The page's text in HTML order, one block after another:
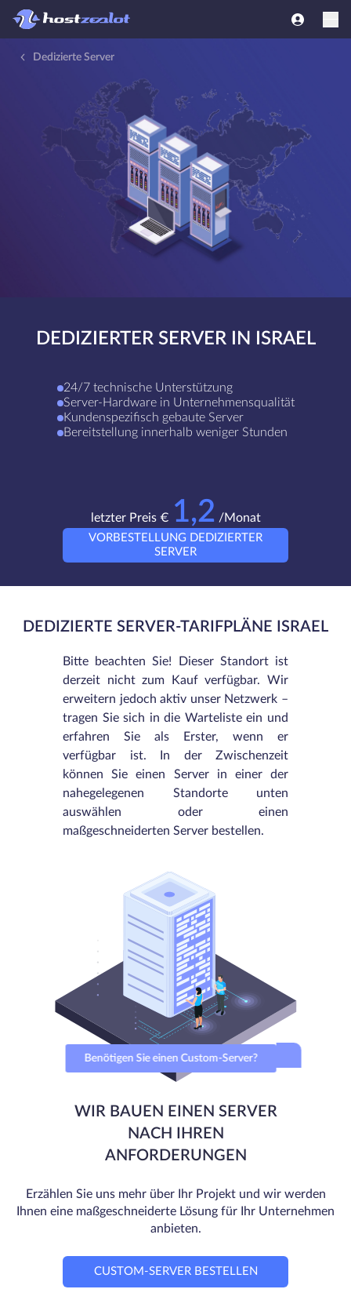
Dedizierte Server
DEDIZIERTER SERVER IN ISRAEL
24/7 technische Unterstützung
Server-Hardware in Unternehmensqualität
Kundenspezifisch gebaute Server
Bereitstellung innerhalb weniger Stunden
letzter Preis € 1,2 /Monat
VORBESTELLUNG DEDIZIERTER
SERVER
DEDIZIERTE SERVER-TARIFPLÄNE ISRAEL
Bitte beachten Sie! Dieser Standort ist
derzeit nicht zum Kauf verfügbar. Wir
erweitern jedoch aktiv unser Netzwerk –
tragen Sie sich in die Warteliste ein und
erfahren Sie als Erster, wenn er
verfügbar ist. In der Zwischenzeit
können Sie einen Server in einer der
nahegelegenen Standorte unten
auswählen oder einen
maßgeschneiderten Server bestellen.
Benötigen Sie einen Custom-Server?
WIR BAUEN EINEN SERVER
NACH IHREN
ANFORDERUNGEN
Erzählen Sie uns mehr über Ihr Projekt und wir werden
Ihnen eine maßgeschneiderte Lösung für Ihr Unternehmen
anbieten.
CUSTOM-SERVER BESTELLEN